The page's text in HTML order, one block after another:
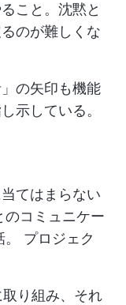
こと。沈黙と
のが難しくな
の矢印も機能
示している。
てはまらない
のコミュニケー
プロジェク
取り組み、それ